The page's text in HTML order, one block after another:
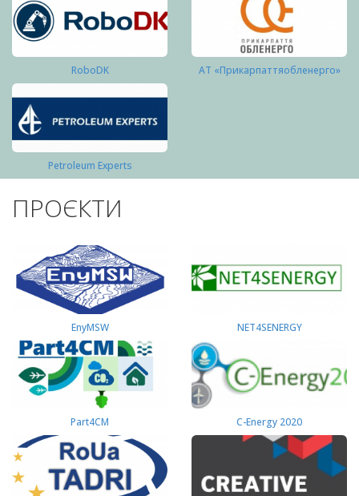
RoboDK АТ «Прикарпаттяобленерго»
Petroleum Experts
ПРОЄКТИ
EnyMSW NET4SENERGY
Part4СМ C-Energy 2020